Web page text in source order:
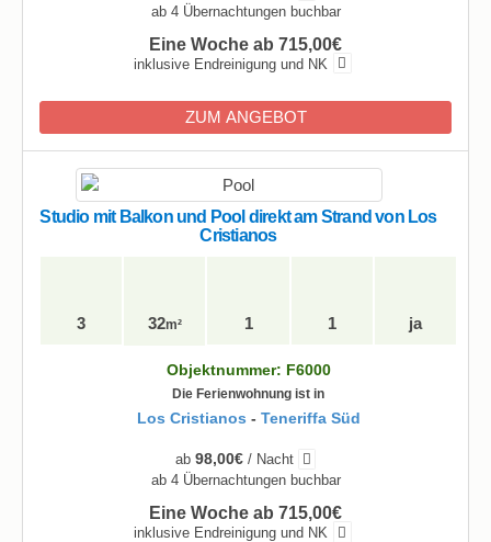
ab 4 Übernachtungen buchbar
Eine Woche ab 715,00€
inklusive Endreinigung und NK
ZUM ANGEBOT
Studio mit Balkon und Pool direkt am Strand von Los
Cristianos
3 32m² 1 1 ja
Objektnummer: F6000
Die Ferienwohnung ist in
Los Cristianos - Teneriffa Süd
ab 98,00€/ Nacht
ab 4 Übernachtungen buchbar
Eine Woche ab 715,00€
inklusive Endreinigung und NK